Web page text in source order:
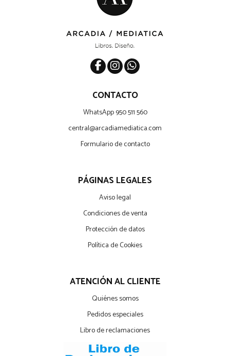
CONTACTO
WhatsApp 950 511 560
central@arcadiamediatica.com
Formulario de contacto
PÁGINAS LEGALES
Aviso legal
Condiciones de venta
Protección de datos
Política de Cookies
ATENCIÓN AL CLIENTE
Quiénes somos
Pedidos especiales
Libro de reclamaciones